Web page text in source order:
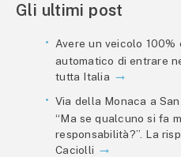
Gli ultimi post
Avere un veicolo
automatico di entrare
tutta Italia
Via della Monaca a
“Ma se qualcuno si fa
responsabilità?”. La
Caciolli